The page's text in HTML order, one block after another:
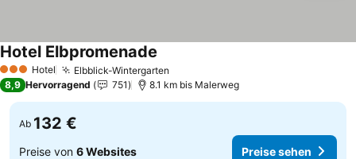
3 SterneHotel Elbblick-Wintergarten
Hotel Elbpromenade
8,9 Hervorragend 751 8.1 km bis Malerweg
Ab 132 €
Preise von 6 Websites Preise sehen